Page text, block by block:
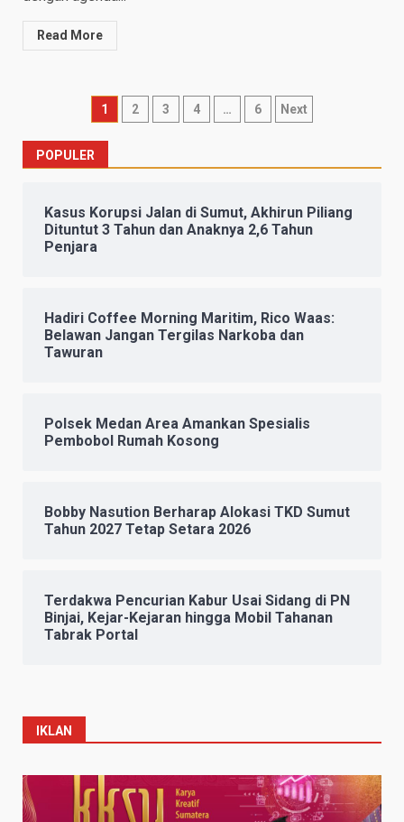
Read More
Paginasi
pos
1 2 3 4 … 6 Next
POPULER
Kasus Korupsi Jalan di Sumut, Akhirun Piliang
Dituntut 3 Tahun dan Anaknya 2,6 Tahun
Penjara
Hadiri Coffee Morning Maritim, Rico Waas:
Belawan Jangan Tergilas Narkoba dan
Tawuran
Polsek Medan Area Amankan Spesialis
Pembobol Rumah Kosong
Bobby Nasution Berharap Alokasi TKD Sumut
Tahun 2027 Tetap Setara 2026
Terdakwa Pencurian Kabur Usai Sidang di PN
Binjai, Kejar-Kejaran hingga Mobil Tahanan
Tabrak Portal
IKLAN